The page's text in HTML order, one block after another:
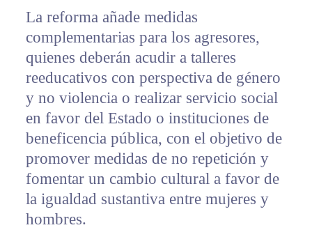
La reforma añade medidas
complementarias para los agresores,
quienes deberán acudir a talleres
reeducativos con perspectiva de género
y no violencia o realizar servicio social
en favor del Estado o instituciones de
beneficencia pública, con el objetivo de
promover medidas de no repetición y
fomentar un cambio cultural a favor de
la igualdad sustantiva entre mujeres y
hombres.